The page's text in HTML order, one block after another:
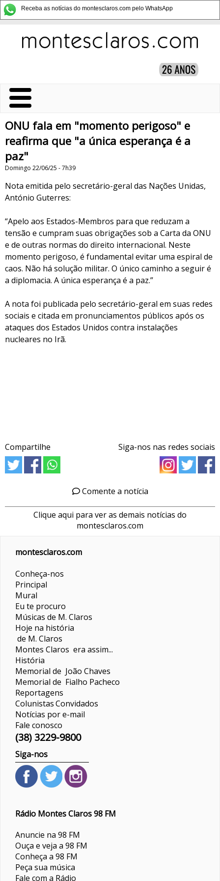
Receba as notícias do montesclaros.com pelo WhatsApp
ONU fala em "momento perigoso" e
reafirma que "a única esperança é a
paz"
Domingo 22/06/25 - 7h39
Nota emitida pelo secretário-geral das Nações Unidas,
António Guterres:
“Apelo aos Estados-Membros para que reduzam a
tensão e cumpram suas obrigações sob a Carta da ONU
e de outras normas do direito internacional. Neste
momento perigoso, é fundamental evitar uma espiral de
caos. Não há solução militar. O único caminho a seguir é
a diplomacia. A única esperança é a paz.”
A nota foi publicada pelo secretário-geral em suas redes
sociais e citada em pronunciamentos públicos após os
ataques dos Estados Unidos contra instalações
nucleares no Irã.
Compartilhe Siga-nos nas redes sociais
Comente a notícia
Clique aqui para ver as demais notícias do
montesclaros.com
montesclaros.com
Conheça-nos
Principal
Mural
Eu te procuro
Músicas de M. Claros
Hoje na história
de M. Claros
Montes Claros era assim...
História
Memorial de João Chaves
Memorial de Fialho Pacheco
Reportagens
ColunistasConvidados
Notícias por e-mail
Fale conosco
(38) 3229-9800
Siga-nos
Rádio Montes Claros 98 FM
Anuncie na 98 FM
Ouça e veja a 98 FM
Conheça a 98 FM
Peça sua música
Fale com a Rádio